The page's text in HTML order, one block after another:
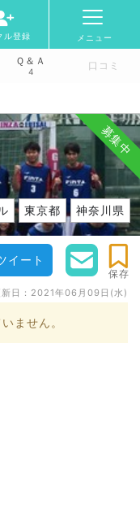
ル登録 メニュー
Ｑ＆Ａ
4 口コミ
募集中
東京都 神奈川県
イート
保存
日： 2021年06月09日(水)
ません。